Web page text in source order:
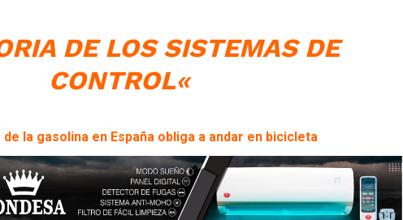
DE LOS SISTEMAS DE
CONTROL«
la gasolina en España obliga a andar en bicicleta